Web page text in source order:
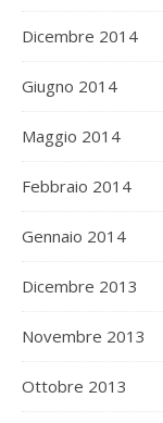
Dicembre 2014
Giugno 2014
Maggio 2014
Febbraio 2014
Gennaio 2014
Dicembre 2013
Novembre 2013
Ottobre 2013